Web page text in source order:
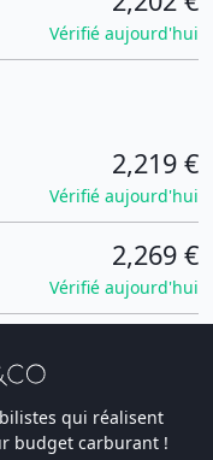
Vérifié aujourd'hui
2,219 €
Vérifié aujourd'hui
2,269 €
Vérifié aujourd'hui
qui réalisent
budget carburant !